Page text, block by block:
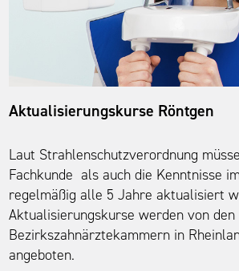
Aktualisierungskurse Röntgen
Laut Strahlenschutzverordnung
Fachkunde als auch die Kenntnisse
regelmäßig alle 5 Jahre aktualisiert
Aktualisierungskurse werden von den
Bezirkszahnärztekammern in
angeboten.